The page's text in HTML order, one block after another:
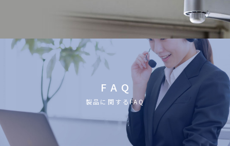
F A Q
製品に関するFAQ